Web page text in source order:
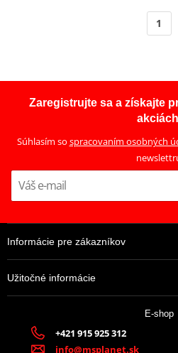
1
Zaregistrujte sa a získajte
Súhlasím so spracovaním osobných
Informácie pre zákazníkov
Užitočné informácie
E-shop
+421 915 925 312
info@msplanet.sk